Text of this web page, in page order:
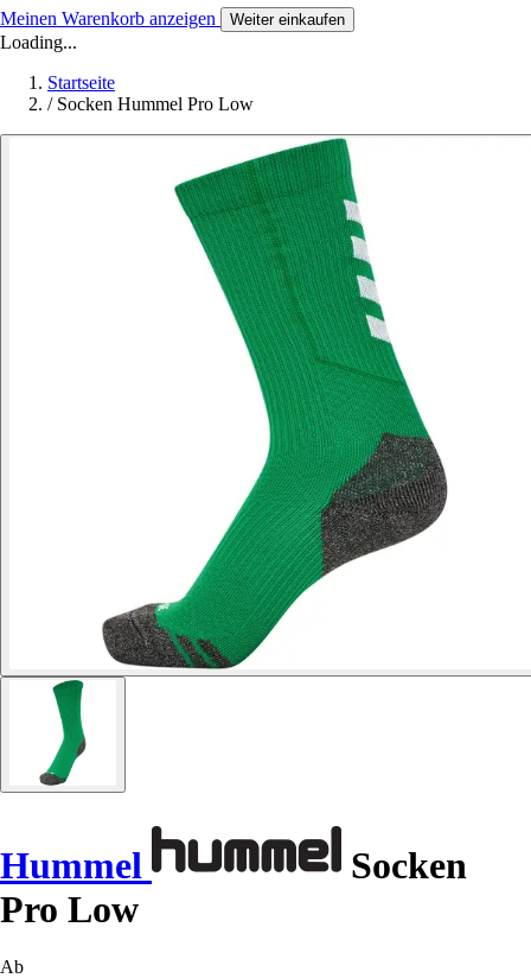
Meinen Warenkorb anzeigen Weiter einkaufen
Loading...
Startseite
/ Socken Hummel Pro Low
Hummel
Socken
Pro Low
Ab